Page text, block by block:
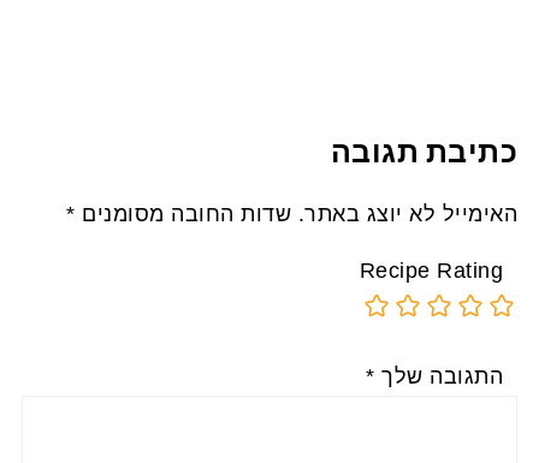
כתיבת תגובה
האימייל לא יוצג באתר. שדות החובה מסומנים *
Recipe Rating
התגובה שלך *